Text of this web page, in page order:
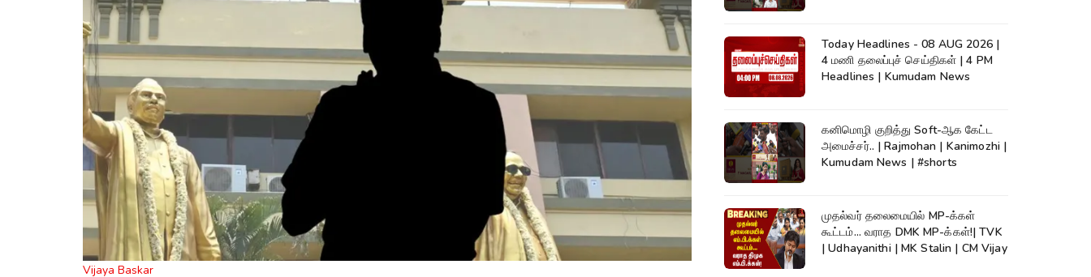
Vijaya Baskar
Today Headlines - 08 AUG 2026 |
4 மணி தலைப்புச் செய்திகள் | 4 PM
Headlines | Kumudam News
கனிமொழி குறித்து Soft-ஆக கேட்ட
அமைச்சர்.. | Rajmohan | Kanimozhi |
Kumudam News | #shorts
முதல்வர் தலைமையில் MP-க்கள்
கூட்டம்... வராத DMK MP-க்கள்!| TVK
| Udhayanithi | MK Stalin | CM Vijay